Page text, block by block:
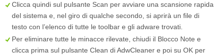
Clicca quindi sul pulsante Scan per avviare una scansione rapida
del sistema e, nel giro di qualche secondo, si aprirà un file di
testo con l’elenco di tutte le toolbar e gli adware trovati.
Per eliminare tutte le minacce rilevate, chiudi il Blocco Note e
clicca prima sul pulsante Clean di AdwCleaner e poi su OK per